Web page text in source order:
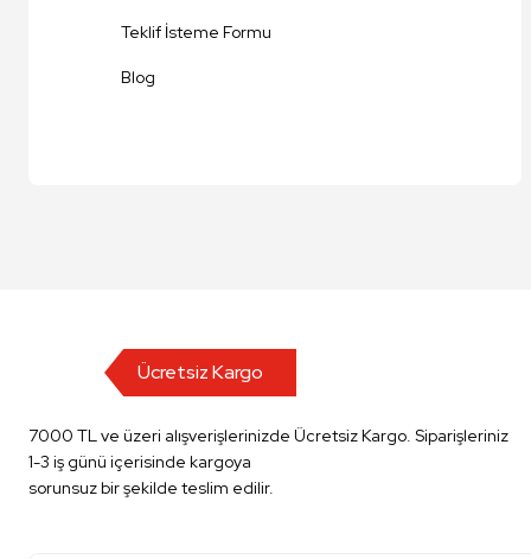
Teklif İsteme Formu
Blog
Ücretsiz Kargo
7000 TL ve üzeri alışverişlerinizde Ücretsiz Kargo. Siparişleriniz
1-3 iş günü içerisinde kargoya
sorunsuz bir şekilde teslim edilir.